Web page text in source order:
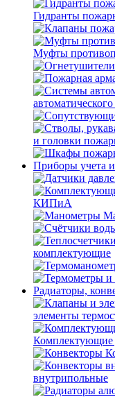
Гидранты
Муфты
и головки
Приборы учета
КИПиА
комплектующие
Радиаторы,
элементы
Комплектующие
внутрипольные